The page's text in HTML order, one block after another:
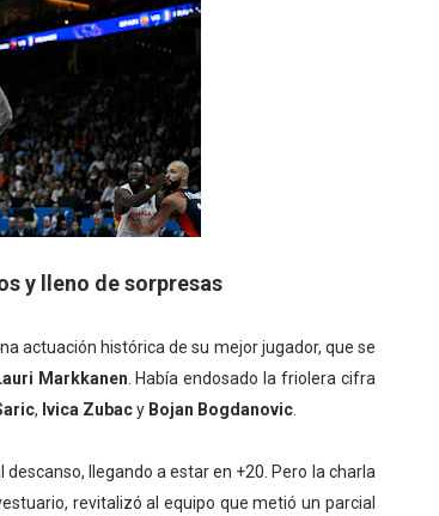
y lleno de sorpresas
actuación histórica de su mejor jugador, que se
Markkanen . Había endosado la friolera cifra
, Ivica Zubacy Bojan Bogdanovic.
llegando a estar en +20. Pero la charla
revitalizó al equipo que metió un parcial